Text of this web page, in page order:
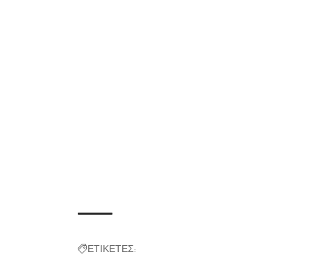
ΕΤΙΚΕΤΕΣ: